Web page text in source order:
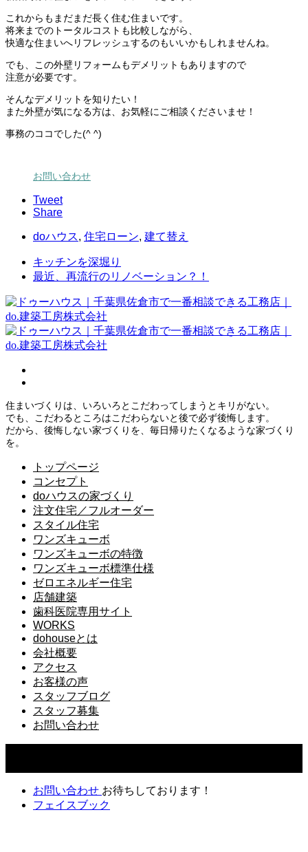
これからもまだまだ長く住む住まいです。
将来までのトータルコストも比較しながら、
快適な住まいへリフレッシュするのもいいかもしれませんね。
でも、この外壁リフォームもデメリットもありますので
注意が必要です。
そんなデメリットを知りたい！
また外壁が気になる方は、お気軽にご相談くださいませ！
事務のココでした(^ ^)
お問い合わせ
Tweet
Share
doハウス, 住宅ローン, 建て替え
キッチンを深堀り
最近、再流行のリノベーション？！
住まいづくりは、いろいろとこだわってしまうとキリがない。
でも、こだわるところはこだわらないと後で必ず後悔します。
だから、後悔しない家づくりを、毎日帰りたくなるような家づくり
を。
トップページ
コンセプト
doハウスの家づくり
注文住宅／フルオーダー
スタイル住宅
ワンズキューボ
ワンズキューボの特徴
ワンズキューボ標準仕様
ゼロエネルギー住宅
店舗建築
歯科医院専用サイト
WORKS
dohouseとは
会社概要
アクセス
お客様の声
スタッフブログ
スタッフ募集
お問い合わせ
お問い合わせ お待ちしております！
フェイスブック